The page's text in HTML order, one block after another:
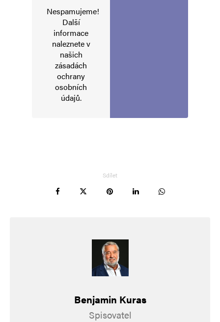
Nespamujeme!
Další
informace
naleznete v
našich
zásadách
ochrany
osobních
údajů.
Sdílet
Benjamin Kuras
Spisovatel